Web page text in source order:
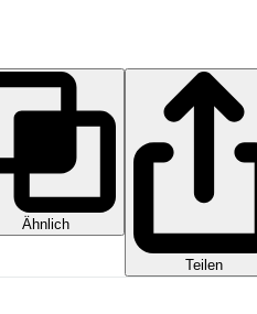
Ähnlich
Teilen